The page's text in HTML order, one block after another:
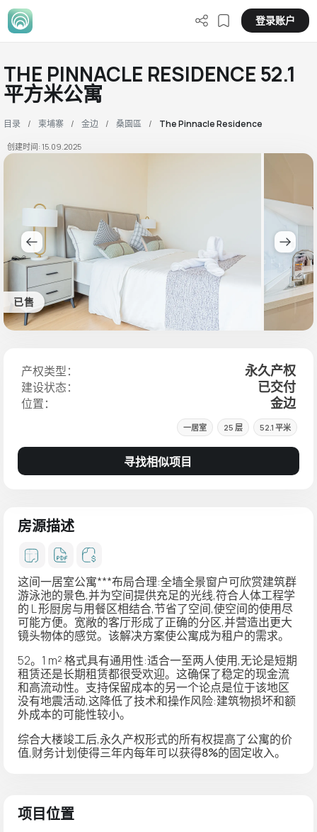
登录账户
THE PINNACLE RESIDENCE 52.1
平方米公寓
目录 柬埔寨 金边 桑園區 The Pinnacle Residence
创建时间: 15.09.2025
已售
产权类型： 永久产权
建设状态： 已交付
位置： 金边
一居室 25 层 52.1 平米
寻找相似项目
房源描述
这间一居室公寓***布局合理:全墙全景窗户可欣赏建筑群
游泳池的景色,并为空间提供充足的光线,符合人体工程学
的 L 形厨房与用餐区相结合,节省了空间,使空间的使用尽
可能方便。宽敞的客厅形成了正确的分区,并营造出更大
镜头物体的感觉。该解决方案使公寓成为租户的需求。
52。1 m² 格式具有通用性:适合一至两人使用,无论是短期
租赁还是长期租赁都很受欢迎。这确保了稳定的现金流
和高流动性。支持保留成本的另一个论点是位于该地区
没有地震活动,这降低了技术和操作风险:建筑物损坏和额
外成本的可能性较小。
综合大楼竣工后,永久产权形式的所有权提高了公寓的价
值,财务计划使得三年内每年可以获得8%的固定收入。
项目位置